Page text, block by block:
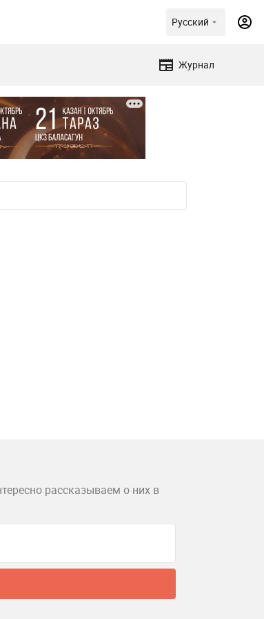
Русский
Журнал
рассказываем о них в